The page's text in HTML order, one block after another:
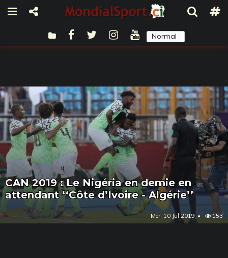
Normal
CAN 2019 : Le Nigéria en demie en
attendant ‘‘Côte d’Ivoire - Algérie’’
Mer, 10 Jul 2019 153